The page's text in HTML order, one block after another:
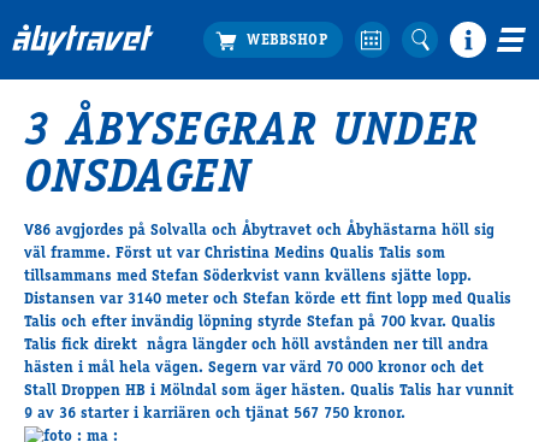
Köp biljett
Travprogrammet
Bra att veta
Restauranger
Catering by Lyon
Hotell nära oss
Nybörjar­guide
Presentkort
Tävlingsdagar
3 ÅBYSEGRAR UNDER
ONSDAGEN
V86 avgjordes på Solvalla och Åbytravet och Åbyhästarna höll sig
väl framme. Först ut var Christina Medins Qualis Talis som
tillsammans med Stefan Söderkvist vann kvällens sjätte lopp.
Distansen var 3140 meter och Stefan körde ett fint lopp med Qualis
Talis och efter invändig löpning styrde Stefan på 700 kvar. Qualis
Talis fick direkt några längder och höll avstånden ner till andra
hästen i mål hela vägen. Segern var värd 70 000 kronor och det
Stall Droppen HB i Mölndal som äger hästen. Qualis Talis har vunnit
9 av 36 starter i karriären och tjänat 567 750 kronor.